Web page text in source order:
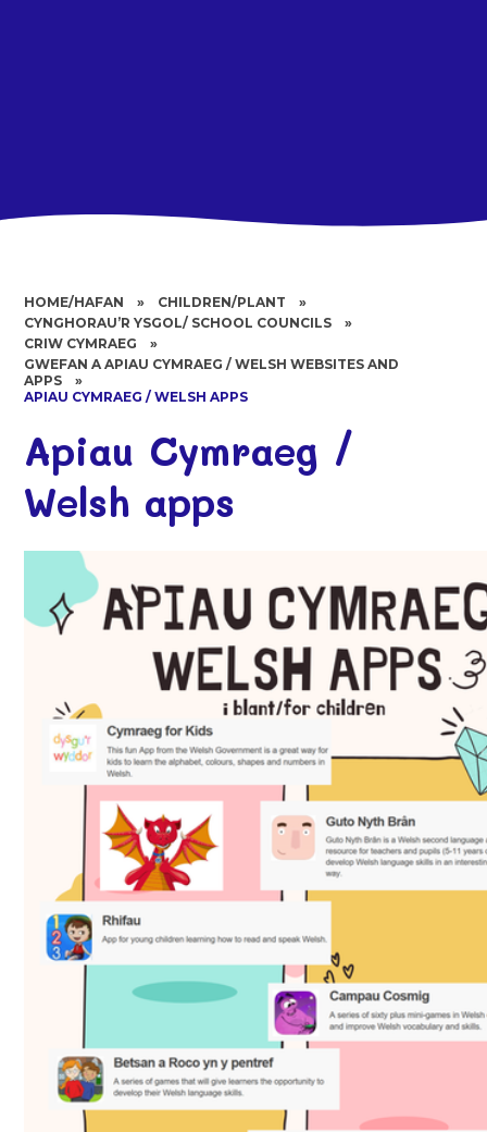
HOME/HAFAN » CHILDREN/PLANT
»
CYNGHORAU’R YSGOL/ SCHOOL COUNCILS
»
CRIW CYMRAEG
»
GWEFAN A APIAU CYMRAEG / WELSH WEBSITES AND
APPS
»
APIAU CYMRAEG / WELSH APPS
Apiau Cymraeg /
Welsh apps